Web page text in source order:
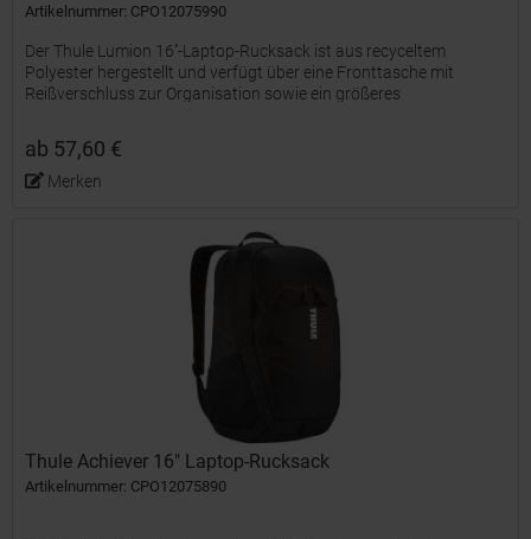
Artikelnummer: CPO12075990
Der Thule Lumion 16''-Laptop-Rucksack ist aus recyceltem
Polyester hergestellt und verfügt über eine Fronttasche mit
Reißverschluss zur Organisation sowie ein größeres
ab 57,60 €
Merken
Thule Achiever 16" Laptop-Rucksack
Artikelnummer: CPO12075890